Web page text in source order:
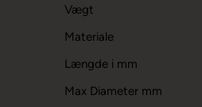
Vægt
Materiale
Længde i mm
Max Diameter mm